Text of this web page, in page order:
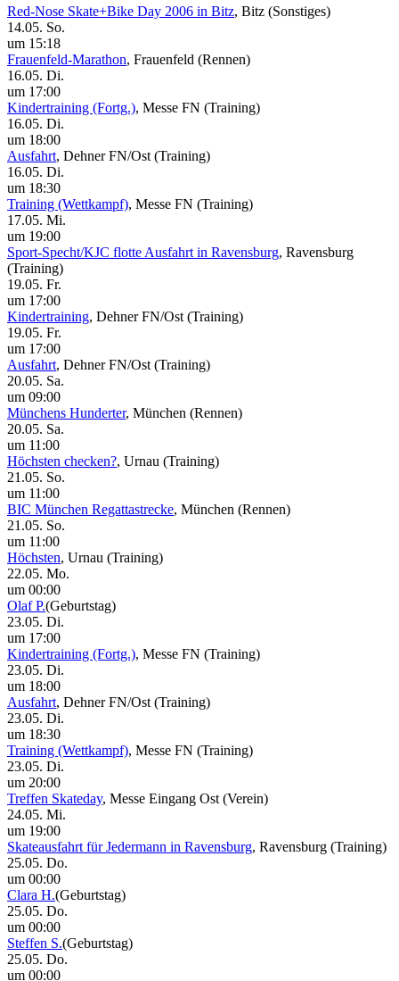
Red-Nose Skate+Bike Day 2006 in Bitz, Bitz (Sonstiges)
14.05. So.
um 15:18
Frauenfeld-Marathon, Frauenfeld (Rennen)
16.05. Di.
um 17:00
Kindertraining (Fortg.), Messe FN (Training)
16.05. Di.
um 18:00
Ausfahrt, Dehner FN/Ost (Training)
16.05. Di.
um 18:30
Training (Wettkampf), Messe FN (Training)
17.05. Mi.
um 19:00
Sport-Specht/KJC flotte Ausfahrt in Ravensburg, Ravensburg
(Training)
19.05. Fr.
um 17:00
Kindertraining, Dehner FN/Ost (Training)
19.05. Fr.
um 17:00
Ausfahrt, Dehner FN/Ost (Training)
20.05. Sa.
um 09:00
Münchens Hunderter, München (Rennen)
20.05. Sa.
um 11:00
Höchsten checken?, Urnau (Training)
21.05. So.
um 11:00
BIC München Regattastrecke, München (Rennen)
21.05. So.
um 11:00
Höchsten, Urnau (Training)
22.05. Mo.
um 00:00
Olaf P.(Geburtstag)
23.05. Di.
um 17:00
Kindertraining (Fortg.), Messe FN (Training)
23.05. Di.
um 18:00
Ausfahrt, Dehner FN/Ost (Training)
23.05. Di.
um 18:30
Training (Wettkampf), Messe FN (Training)
23.05. Di.
um 20:00
Treffen Skateday, Messe Eingang Ost (Verein)
24.05. Mi.
um 19:00
Skateausfahrt für Jedermann in Ravensburg, Ravensburg (Training)
25.05. Do.
um 00:00
Clara H.(Geburtstag)
25.05. Do.
um 00:00
Steffen S.(Geburtstag)
25.05. Do.
um 00:00